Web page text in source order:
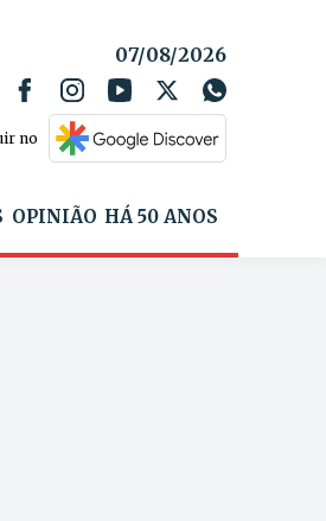
07/08/2026
no
OPINIÃO HÁ 50 ANOS